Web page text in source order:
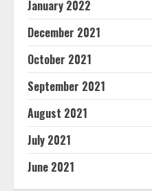
January 2022
December 2021
October 2021
September 2021
August 2021
July 2021
June 2021